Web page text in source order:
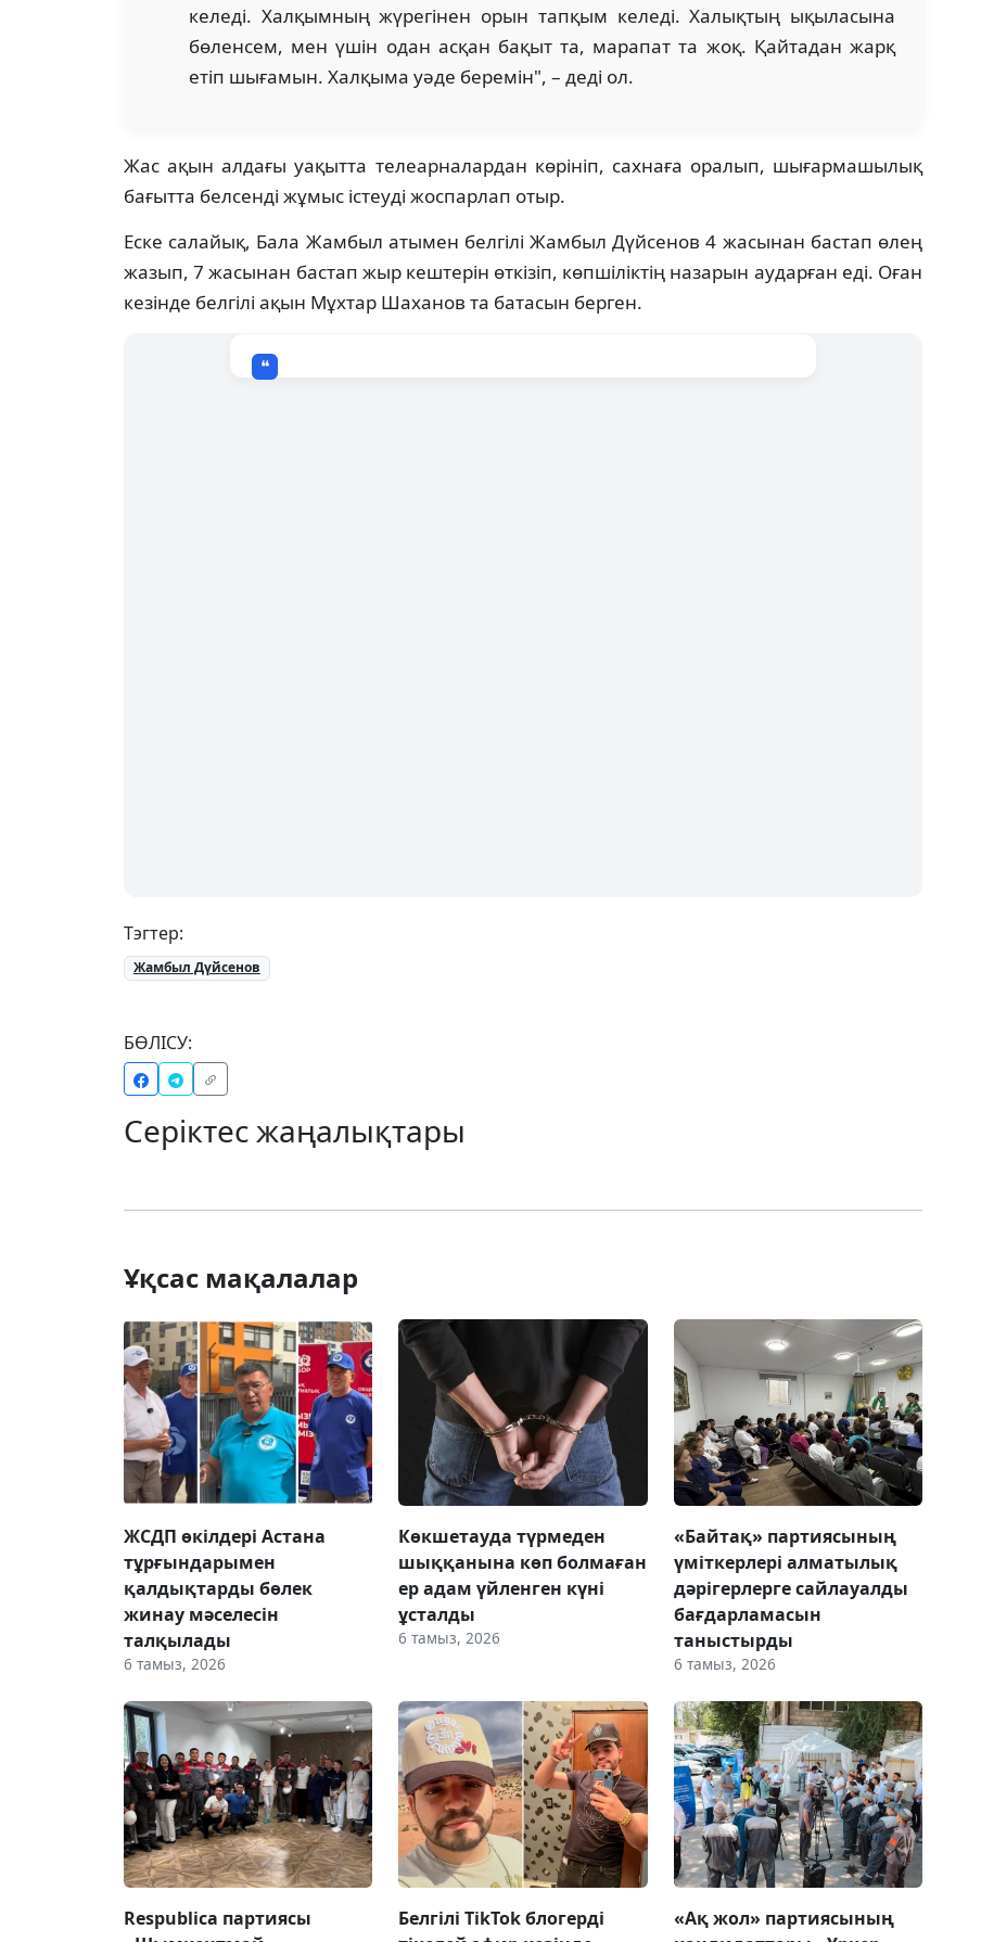
келеді. Халқымның жүрегінен орын тапқым келеді. Халықтың ықыласына
бөленсем, мен үшін одан асқан бақыт та, марапат та жоқ. Қайтадан жарқ
етіп шығамын. Халқыма уәде беремін", – деді ол.
Жас ақын алдағы уақытта телеарналардан көрініп, сахнаға оралып, шығармашылық
бағытта белсенді жұмыс істеуді жоспарлап отыр.
Еске салайық, Бала Жамбыл атымен белгілі Жамбыл Дүйсенов 4 жасынан бастап өлең
жазып, 7 жасынан бастап жыр кештерін өткізіп, көпшіліктің назарын аударған еді. Оған
кезінде белгілі ақын Мұхтар Шаханов та батасын берген.
Тэгтер:
Жамбыл Дүйсенов
БӨЛІСУ:
Серіктес жаңалықтары
Ұқсас мақалалар
ЖСДП өкілдері Астана
тұрғындарымен
қалдықтарды бөлек
жинау мәселесін
талқылады
6 тамыз, 2026
Көкшетауда түрмеден
шыққанына көп болмаған
ер адам үйленген күні
ұсталды
6 тамыз, 2026
«Байтақ» партиясының
үміткерлері алматылық
дәрігерлерге сайлауалды
бағдарламасын
таныстырды
6 тамыз, 2026
Respublica партиясы
Белгілі TikTok блогерді
«Ақ жол» партиясының